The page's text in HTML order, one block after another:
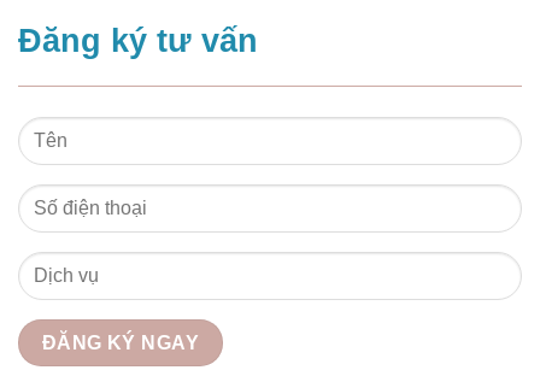
Đăng ký tư vấn